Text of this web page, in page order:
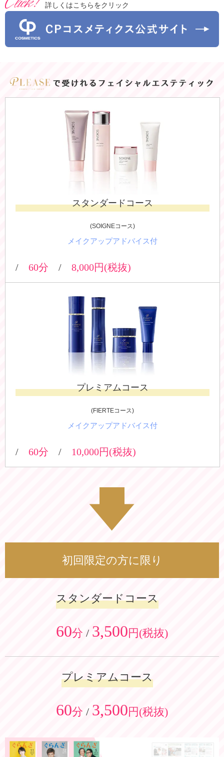
詳しくはこちらをクリック
で受けれるフェイシャルエステティック
スタンダードコース
(SOIGNEコース)
メイクアップアドバイス付
/ 60分 / 8,000円(税抜)
プレミアムコース
(FIERTEコース)
メイクアップアドバイス付
/ 60分 / 10,000円(税抜)
初回限定の方に限り
スタンダードコース
60分 / 3,500円(税抜)
プレミアムコース
60分 / 3,500円(税抜)